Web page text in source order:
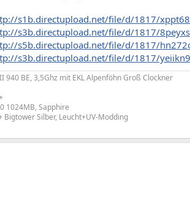
s1b.directupload.net/file/d/1817/
s3b.directupload.net/file/d/1817/
s5b.directupload.net/file/d/1817/
s3b.directupload.net/file/d/1817/
940 BE, 3,5Ghz mit EKL Alpenföhn Groß Clockner
1024MB, Sapphire
Silber, Leucht+UV-Modding